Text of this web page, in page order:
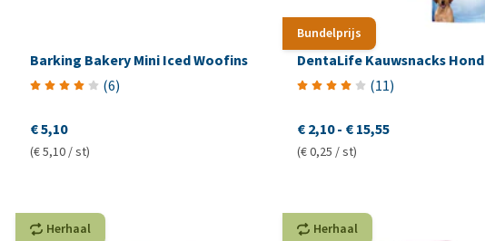
Barking Bakery Mini Iced Woofins
(6)
€ 5,10
(€ 5,10 / st)
Bundelprijs
DentaLife Kauwsnacks Hond
(11)
€ 2,10 - € 15,55
(€ 0,25 / st)
Herhaal Herhaal